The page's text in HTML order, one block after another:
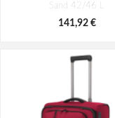
Sand 42/46 L
141,92 €